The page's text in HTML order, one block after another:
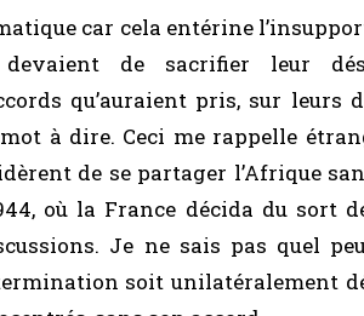
car cela entérine
de sacrifier leur
qu’auraient pris, sur leurs
mot à dire. Ceci me rappelle
de se partager l’Afrique
où la France décida du sort
Je ne sais pas quel
soit unilatéralement